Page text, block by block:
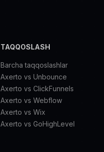
TAQQOSLASH
Barcha taqqoslashlar
Axerto vs Unbounce
Axerto vs ClickFunnels
Axerto vs Webflow
Axerto vs Wix
Axerto vs GoHighLevel